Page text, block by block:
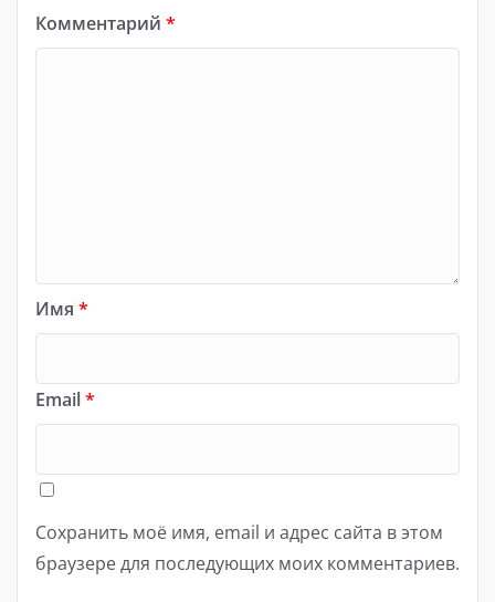
Комментарий *
Имя *
Email*
Сохранить моё имя, email и адрес сайта в этом
браузере для последующих моих комментариев.